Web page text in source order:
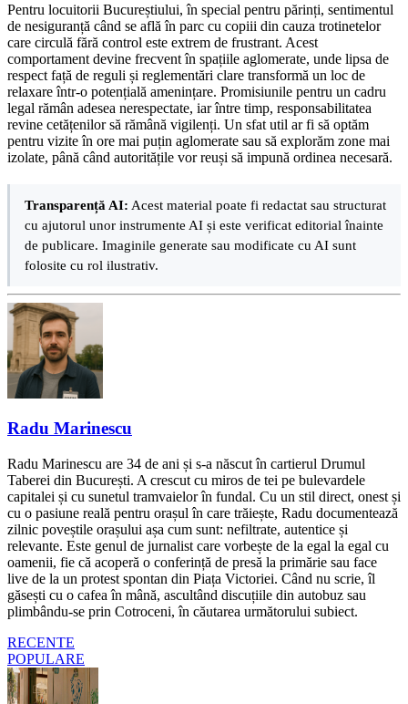
Pentru locuitorii Bucureștiului, în special pentru părinți, sentimentul
de nesiguranță când se află în parc cu copiii din cauza trotinetelor
care circulă fără control este extrem de frustrant. Acest
comportament devine frecvent în spațiile aglomerate, unde lipsa de
respect față de reguli și reglementări clare transformă un loc de
relaxare într-o potențială amenințare. Promisiunile pentru un cadru
legal rămân adesea nerespectate, iar între timp, responsabilitatea
revine cetățenilor să rămână vigilenți. Un sfat util ar fi să optăm
pentru vizite în ore mai puțin aglomerate sau să explorăm zone mai
izolate, până când autoritățile vor reuși să impună ordinea necesară.
Transparență AI: Acest material poate fi redactat sau structurat
cu ajutorul unor instrumente AI și este verificat editorial înainte
de publicare. Imaginile generate sau modificate cu AI sunt
folosite cu rol ilustrativ.
Radu Marinescu
Radu Marinescu are 34 de ani și s-a născut în cartierul Drumul
Taberei din București. A crescut cu miros de tei pe bulevardele
capitalei și cu sunetul tramvaielor în fundal. Cu un stil direct, onest și
cu o pasiune reală pentru orașul în care trăiește, Radu documentează
zilnic poveștile orașului așa cum sunt: nefiltrate, autentice și
relevante. Este genul de jurnalist care vorbește de la egal la egal cu
oamenii, fie că acoperă o conferință de presă la primărie sau face
live de la un protest spontan din Piața Victoriei. Când nu scrie, îl
găsești cu o cafea în mână, ascultând discuțiile din autobuz sau
plimbându-se prin Cotroceni, în căutarea următorului subiect.
RECENTE
POPULARE